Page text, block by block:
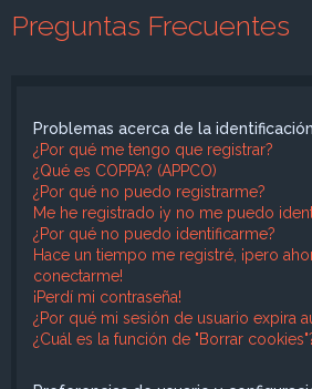
Preguntas Frecuentes
Problemas acerca de la
¿Por qué me tengo que registrar?
¿Qué es COPPA? (APPCO)
¿Por qué no puedo registrarme?
Me he registrado ¡y no me puedo
¿Por qué no puedo identificarme?
Hace un tiempo me registré, ¡pero
conectarme!
¡Perdí mi contraseña!
¿Por qué mi sesión de usuario expira
¿Cuál es la función de "Borrar